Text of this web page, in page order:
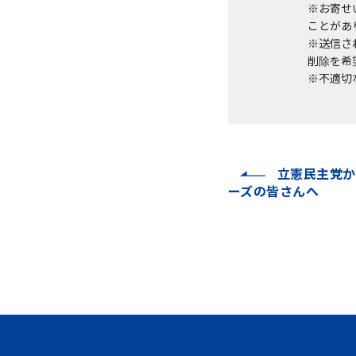
※お寄せ
ことがあ
※送信さ
削除を希
※不適切
立憲民主党
ーズの皆さんへ